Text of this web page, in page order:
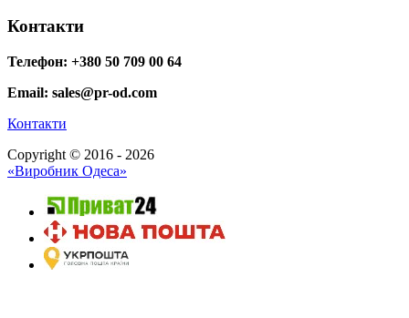
Контакти
Телефон: +380 50 709 00 64
Email: sales@pr-od.com
Контакти
Copyright © 2016 - 2026
«Виробник Одеса»